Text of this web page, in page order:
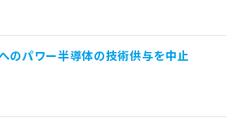
のパワー半導体の技術供与を中止